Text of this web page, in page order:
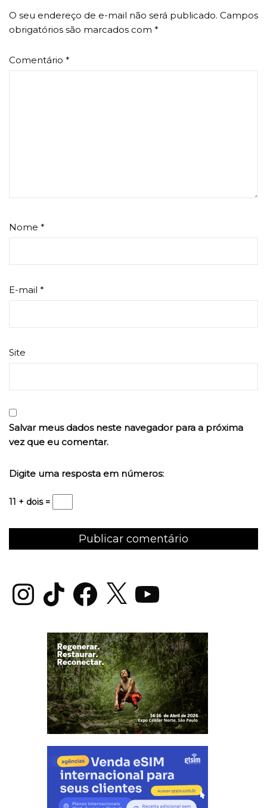
O seu endereço de e-mail não será publicado. Campos
obrigatórios são marcados com *
Comentário *
Nome *
E-mail *
Site
Salvar meus dados neste navegador para a próxima
vez que eu comentar.
Digite uma resposta em números:
11 + dois =
InstagramTikTok Facebook
X YouTube